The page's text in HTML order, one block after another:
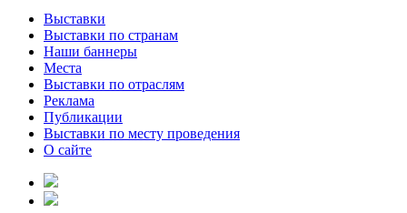
Выставки
Выставки по странам
Наши баннеры
Места
Выставки по отраслям
Реклама
Публикации
Выставки по месту проведения
О сайте